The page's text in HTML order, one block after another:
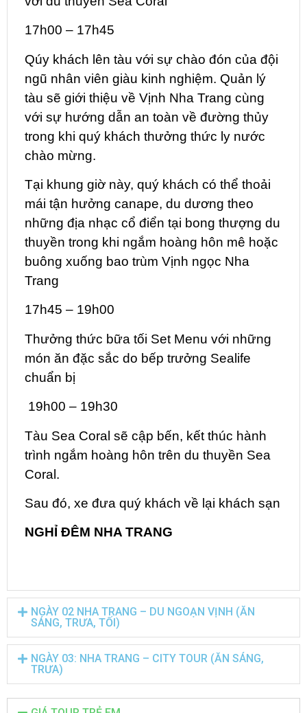
17h00 – 17h45
Qúy khách lên tàu với sự chào đón của đội
ngũ nhân viên giàu kinh nghiệm. Quản lý
tàu sẽ giới thiệu về Vịnh Nha Trang cùng
với sự hướng dẫn an toàn về đường thủy
trong khi quý khách thưởng thức ly nước
chào mừng.
Tại khung giờ này, quý khách có thể thoải
mái tận hưởng canape, du dương theo
những địa nhạc cổ điển tại bong thượng du
thuyền trong khi ngắm hoàng hôn mê hoặc
buông xuống bao trùm Vịnh ngọc Nha
Trang
17h45 – 19h00
Thưởng thức bữa tối Set Menu với những
món ăn đặc sắc do bếp trưởng Sealife
chuẩn bị
19h00 – 19h30
Tàu Sea Coral sẽ cập bến, kết thúc hành
trình ngắm hoàng hôn trên du thuyền Sea
Coral.
Sau đó, xe đưa quý khách về lại khách sạn
NGHỈ ĐÊM NHA TRANG
NGÀY 02 NHA TRANG – DU NGOẠN VỊNH (ĂN
SÁNG, TRƯA, TỐI)
NGÀY 03: NHA TRANG – CITY TOUR (ĂN SÁNG,
TRƯA)